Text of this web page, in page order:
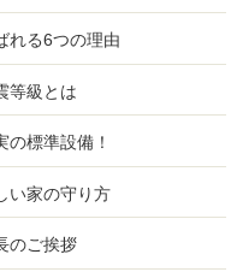
れる6つの理由
等級とは
の標準設備！
い家の守り方
のご挨拶